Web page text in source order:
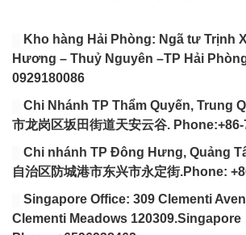
Kho hàng Hải Phòng: Ngã tư Trịnh
Hương – Thuỷ Nguyên –TP Hải
0929180086
Chi Nhánh TP Thẩm Quyến, Trung
市龙岗区坂田街道天安云谷.
Chi nhánh TP Đông Hưng, Quảng
自治区防城港市东兴市永定街.Phone:
Singapore Office: 309 Clementi
Clementi Meadows 120309.Singapore